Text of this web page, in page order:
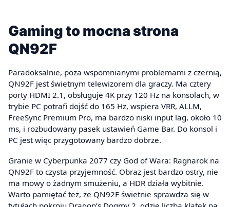
Gaming to mocna strona
QN92F
Paradoksalnie, poza wspomnianymi problemami z czernią,
QN92F jest świetnym telewizorem dla graczy. Ma cztery
porty HDMI 2.1, obsługuje 4K przy 120 Hz na konsolach, w
trybie PC potrafi dojść do 165 Hz, wspiera VRR, ALLM,
FreeSync Premium Pro, ma bardzo niski input lag, około 10
ms, i rozbudowany pasek ustawień Game Bar. Do konsol i
PC jest więc przygotowany bardzo dobrze.
Granie w Cyberpunka 2077 czy God of Wara: Ragnarok na
QN92F to czysta przyjemność. Obraz jest bardzo ostry, nie
ma mowy o żadnym smużeniu, a HDR działa wybitnie.
Warto pamiętać też, że QN92F świetnie sprawdza się w